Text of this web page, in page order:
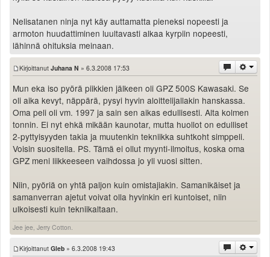
Nelisatanen ninja nyt käy auttamatta pieneksi nopeesti ja
armoton huudattiminen luultavasti alkaa kyrpiin nopeesti,
lähinnä ohituksia meinaan.
Kirjoittanut Juhana N » 6.3.2008 17:53
Mun eka iso pyörä piikkien jälkeen oli GPZ 500S Kawasaki. Se
oli aika kevyt, näppärä, pysyi hyvin aloittelijallakin hanskassa.
Oma peli oli vm. 1997 ja sain sen aikas edullisesti. Alta kolmen
tonnin. Ei nyt ehkä mikään kaunotar, mutta huollot on edulliset
2-pyttyisyyden takia ja muutenkin tekniikka suhtkoht simppeli.
Voisin suositella. PS. Tämä ei ollut myynti-ilmoitus, koska oma
GPZ meni liikkeeseen vaihdossa jo yli vuosi sitten.
Niin, pyöriä on yhtä paljon kuin omistajiakin. Samanikäiset ja
samanverran ajetut voivat olla hyvinkin eri kuntoiset, niin
ulkoisesti kuin tekniikaltaan.
Jee jee, Jerry Cotton.
Kirjoittanut Gleb » 6.3.2008 19:43